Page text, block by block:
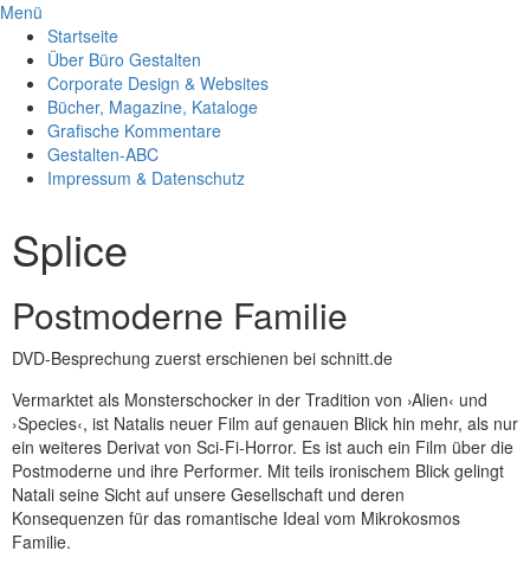
Menü
Startseite
Über Büro Gestalten
Corporate Design & Websites
Bücher, Magazine, Kataloge
Grafische Kommentare
Gestalten-ABC
Impressum & Datenschutz
Splice
Postmoderne Familie
DVD-Besprechung zuerst erschienen bei schnitt.de
Vermarktet als Monsterschocker in der Tradition von ›Alien‹ und
›Species‹, ist Natalis neuer Film auf genauen Blick hin mehr, als nur
ein weiteres Derivat von Sci-Fi-Horror. Es ist auch ein Film über die
Postmoderne und ihre Performer. Mit teils ironischem Blick gelingt
Natali seine Sicht auf unsere Gesellschaft und deren
Konsequenzen für das romantische Ideal vom Mikrokosmos
Familie.